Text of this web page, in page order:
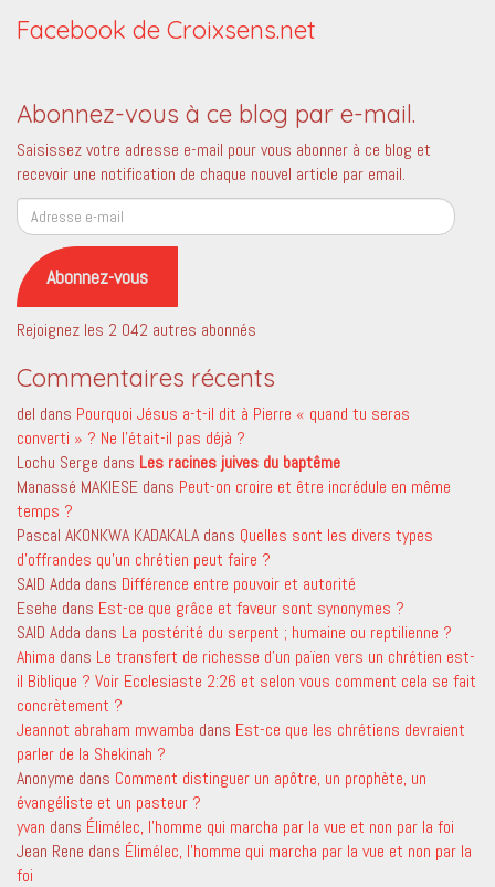
Facebook de Croixsens.net
Abonnez-vous à ce blog par e-mail.
Saisissez votre adresse e-mail pour vous abonner à ce blog et
recevoir une notification de chaque nouvel article par email.
Adresse
e-
mail
Abonnez-vous
Rejoignez les 2 042 autres abonnés
Commentaires récents
del dans Pourquoi Jésus a-t-il dit à Pierre « quand tu seras
converti » ? Ne l’était-il pas déjà ?
Lochu Serge dans Les racines juives du baptême
Manassé MAKIESE dans Peut-on croire et être incrédule en même
temps ?
Pascal AKONKWA KADAKALA dans Quelles sont les divers types
d’offrandes qu’un chrétien peut faire ?
SAID Adda dans Différence entre pouvoir et autorité
Esehe dans Est-ce que grâce et faveur sont synonymes ?
SAID Adda dans La postérité du serpent ; humaine ou reptilienne ?
Ahima dans Le transfert de richesse d’un païen vers un chrétien est-
il Biblique ? Voir Ecclesiaste 2:26 et selon vous comment cela se fait
concrètement ?
Jeannot abraham mwamba dans Est-ce que les chrétiens devraient
parler de la Shekinah ?
Anonyme dans Comment distinguer un apôtre, un prophète, un
évangéliste et un pasteur ?
yvan dans Élimélec, l’homme qui marcha par la vue et non par la foi
Jean Rene dans Élimélec, l’homme qui marcha par la vue et non par la
foi